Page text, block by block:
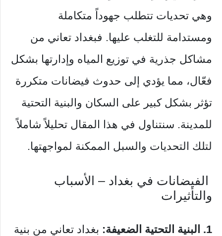
وهي تحديات تتطلب جهوداً متكاملة
ومستدامة للتغلب عليها. فبغداد تعاني من
مشاكل جذرية في توزيع المياه وإدارتها بشكل
فعّال، مما يؤدي إلى حدوث فيضانات متكررة
تؤثر بشكل كبير على السكان والبنية التحتية
للمدينة. سنتناول في هذا المقال تحليلاً شاملاً
لتلك التحديات والسبل الممكنة لمواجهتها.
الفيضانات في بغداد – الأسباب
والتأثيرات
1. البنية التحتية الضعيفة:
بغداد تعاني من بنية